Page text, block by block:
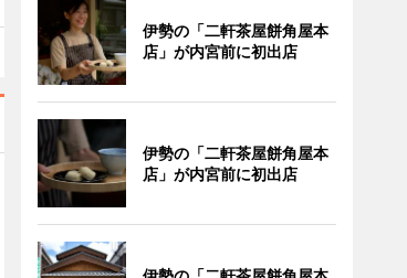
伊勢の「二軒茶屋餅角屋本
店」が内宮前に初出店
伊勢の「二軒茶屋餅角屋本
店」が内宮前に初出店